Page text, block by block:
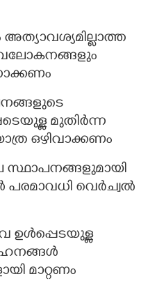
അത്യാവശ്യമില്ലാത്ത
മുതിർന്ന
ഒഴിവാക്കണം
സ്ഥാപനങ്ങളുമായി
വെർച്വൽ
ഉൾപ്പെടയുള്ള
മാറ്റണം